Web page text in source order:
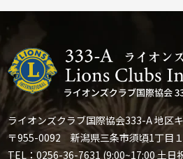
ライオンズクラブ国際協会333-A 地区
〒955-0092 新潟県三条市須頃1丁目
TEL：0256-36-7631 (9:00~17:00 土日